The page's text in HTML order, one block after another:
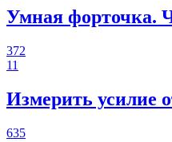
Умная форточка.
372
11
Измерить усилие
635